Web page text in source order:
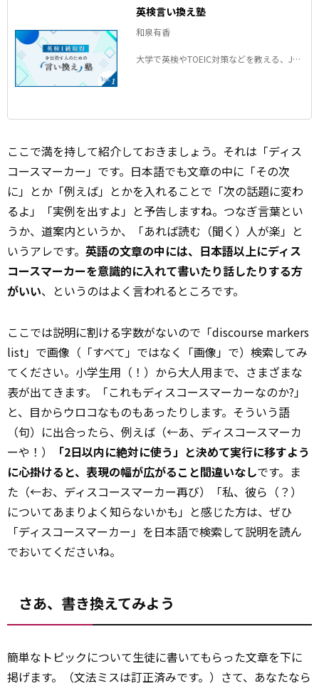
英検言い換え塾
和泉有香
大学で英検やTOEIC対策などを教える、Joy
ご紹介します。
ここで満を持して紹介しておきましょう。それは「ディス
コースマーカー」です。日本語でも文章の中に「その次
に」とか「例えば」とかを入れることで「次の話題に変わ
るよ」「実例を出すよ」と予告しますね。つなぎ言葉とい
うか、道案内というか、「あれば読む（聞く）人が楽」と
いうアレです。 英語の文章の中には、日本語以上にディス
コースマーカーを意識的に入れて書いたり話したりする方
がいい、というのはよく言われるところです。
ここでは説明に割ける字数がないので「discourse markers
list」で画像（「すべて」ではなく「画像」で）検索してみ
てください。小学生用（！）から大人用まで、さまざまな
表が出てきます。「これもディスコースマーカーなのか?」
と、目からウロコなものもあったりします。そういう語
（句）に出合ったら、例えば（←あ、ディスコースマーカ
ーや！）
「2日以内に絶対に使う」と決めて実行に移すよう
に心掛けると、表現の幅が広がること間違いなしです。ま
た（←お、ディスコースマーカー再び）「私、彼ら（？）
についてあまりよく知らないかも」と感じた方は、ぜひ
「ディスコースマーカー」を日本語で検索して説明を読ん
でおいてくださいね。
さあ、書き換えてみよう
簡単なトピックについて生徒に書いてもらった文章を下に
掲げます。（文法ミスは訂正済みです。）さて、あなたなら